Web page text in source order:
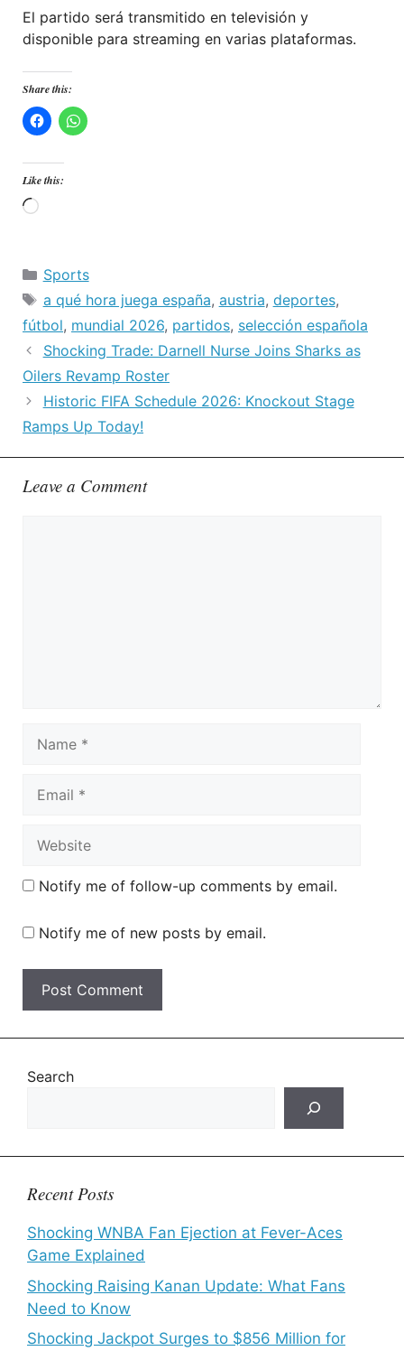
El partido será transmitido en televisión y
disponible para streaming en varias plataformas.
Share this:
Like this:
Loading…
Categories
Sports
Tags
a qué hora juega españa, austria, deportes,
fútbol, mundial 2026, partidos, selección española
Shocking Trade: Darnell Nurse Joins Sharks as
Oilers Revamp Roster
Historic FIFA Schedule 2026: Knockout Stage
Ramps Up Today!
Leave a Comment
Notify me of follow-up comments by email.
Notify me of new posts by email.
Search
Recent Posts
Shocking WNBA Fan Ejection at Fever-Aces
Game Explained
Shocking Raising Kanan Update: What Fans
Need to Know
Shocking Jackpot Surges to $856 Million for